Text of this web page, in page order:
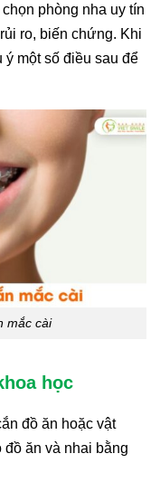
phòng nha uy tín
ro, biến chứng. Khi
ý một số điều sau để
mắc cài
học
đồ ăn hoặc vật
ăn và nhai bằng